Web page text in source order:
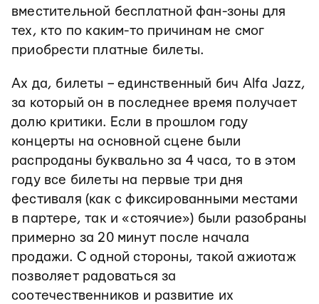
вместительной бесплатной фан-зоны для
тех, кто по каким-то причинам не смог
приобрести платные билеты.
Ах да, билеты – единственный бич Alfa Jazz,
за который он в последнее время получает
долю критики. Если в прошлом году
концерты на основной сцене были
распроданы буквально за 4 часа, то в этом
году все билеты на первые три дня
фестиваля (как с фиксированными местами
в партере, так и «стоячие») были разобраны
примерно за 20 минут после начала
продажи. С одной стороны, такой ажиотаж
позволяет радоваться за
соотечественников и развитие их